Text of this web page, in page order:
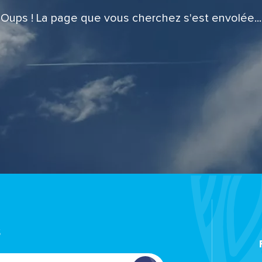
Oups ! La page que vous cherchez s'est envolée...